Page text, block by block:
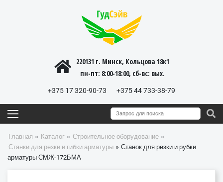
220131 г. Минск, Кольцова 18к1
пн-пт: 8:00-18:00, cб-вс: вых.
+375 44 733-38-79
+375 17 320-90-73
Главная » Каталог » Строительное оборудование »
Станки для резки и гибки арматуры » Станок для резки и рубки
арматуры СМЖ-172БМА